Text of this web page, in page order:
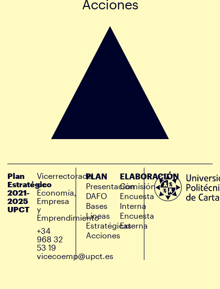
Acciones
Plan
Estratégico
2021-
2025
UPCT
Vicerrectorado
de
Economía,
Empresa
y
Emprendimiento
+34
968 32
53 19
vicecoemp@upct.es
PLAN
Presentación
DAFO
Bases
Líneas
Estratégicas
Acciones
ELABORACIÓN
Comisión
Encuesta
Interna
Encuesta
Externa